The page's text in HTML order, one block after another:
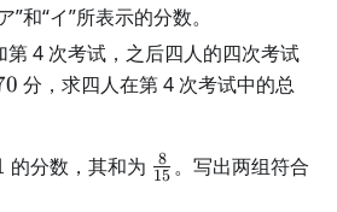
”和“イ”所表示的分数。
第 4 次考试，之后四人的四次考试
分，求四人在第 4 次考试中的总
的分数，其和为 \frac{8}
15
8 。写出两组符合